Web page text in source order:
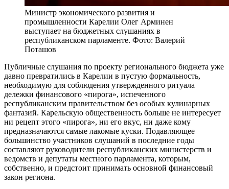
Министр экономического развития и
промышленности Карелии Олег Арминен
выступает на бюджетных слушаниях в
республиканском парламенте. Фото: Валерий
Поташов
Публичные слушания по проекту регионального бюджета уже
давно превратились в Карелии в пустую формальность,
необходимую для соблюдения утвержденного ритуала
дележки финансового «пирога», испеченного
республиканским правительством без особых кулинарных
фантазий. Карельскую общественность больше не интересует
ни рецепт этого «пирога», ни его вкус, ни даже кому
предназначаются самые лакомые куски. Подавляющее
большинство участников слушаний в последние годы
составляют руководители республиканских министерств и
ведомств и депутаты местного парламента, которым,
собственно, и предстоит принимать основной финансовый
закон региона.